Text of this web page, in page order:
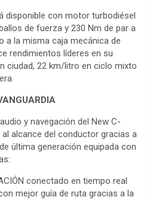
disponible con motor turbodiésel
de fuerza y 230 Nm de par a
a la misma caja mecánica de
rendimientos líderes en su
ciudad, 22 km/litro en ciclo mixto
y navegación del New C-
alcance del conductor gracias a
última generación equipada con
conectado en tiempo real
mejor guía de ruta gracias a la